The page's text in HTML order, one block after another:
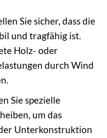
Sie sicher, dass die
und tragfähig ist.
Holz- oder
durch Wind
Sie spezielle
um das
Unterkonstruktion